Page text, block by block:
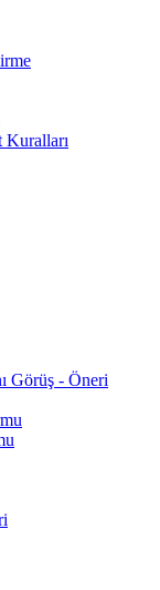
Kuralları
Görüş - Öneri